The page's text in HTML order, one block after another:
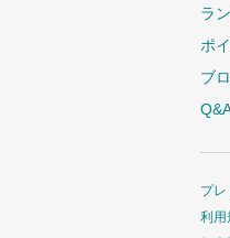
ラ
ポ
ブ
プレ
利用